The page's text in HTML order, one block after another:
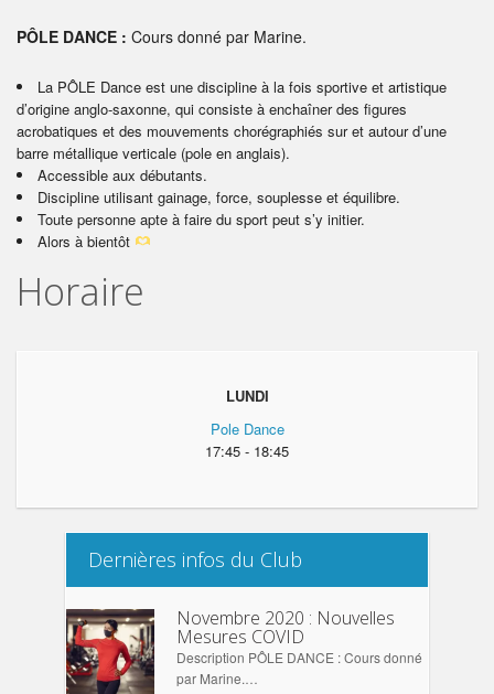
PÔLE DANCE : Cours donné par Marine.
La PÔLE Dance est une discipline à la fois sportive et artistique
d’origine anglo-saxonne, qui consiste à enchaîner des figures
acrobatiques et des mouvements chorégraphiés sur et autour d’une
barre métallique verticale (pole en anglais).
Accessible aux débutants.
Discipline utilisant gainage, force, souplesse et équilibre.
Toute personne apte à faire du sport peut s’y initier.
Alors à bientôt
Horaire
LUNDI
Pole Dance
17:45 - 18:45
Dernières infos du Club
Novembre 2020 : Nouvelles
Mesures COVID
Description PÔLE DANCE : Cours donné
par Marine.…